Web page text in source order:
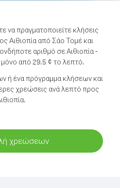
να πραγματοποιείτε κλήσεις
Αιθιοπία από Σάο Τομέ και
αριθμό σε Αιθιοπία -
από 29.5 ¢ το λεπτό.
ή ένα πρόγραμμα κλήσεων και
χρεώσεις ανά λεπτό προς
χρεώσεων